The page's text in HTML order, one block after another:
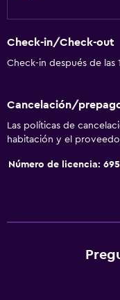
Piscina (cubierta)
Piscina al aire libre
Masajes
Bar en la piscina
Comedor
Menús para dietas
Check-in/Check-out
Check-in después de las
Cancelación/
Las políticas de
habitación y el
Número de licencia: 695